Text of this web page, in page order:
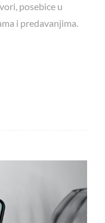
posebice u
i predavanjima.